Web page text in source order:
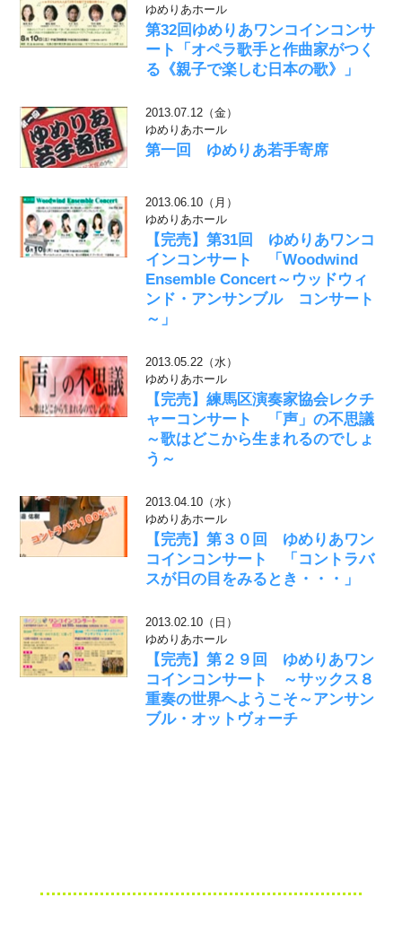
ゆめりあホール
第32回ゆめりあワンコインコンサ
ート「オペラ歌手と作曲家がつく
る《親子で楽しむ日本の歌》」
2013.07.12（金）
ゆめりあホール
第一回 ゆめりあ若手寄席
2013.06.10（月）
ゆめりあホール
【完売】第31回 ゆめりあワンコ
インコンサート 「Woodwind
Ensemble Concert～ウッドウィ
ンド・アンサンブル コンサート
～」
2013.05.22（水）
ゆめりあホール
【完売】練馬区演奏家協会レクチ
ャーコンサート 「声」の不思議
～歌はどこから生まれるのでしょ
う～
2013.04.10（水）
ゆめりあホール
【完売】第３０回 ゆめりあワン
コインコンサート 「コントラバ
スが日の目をみるとき・・・」
2013.02.10（日）
ゆめりあホール
【完売】第２９回 ゆめりあワン
コインコンサート ～サックス８
重奏の世界へようこそ～アンサン
ブル・オットヴォーチ